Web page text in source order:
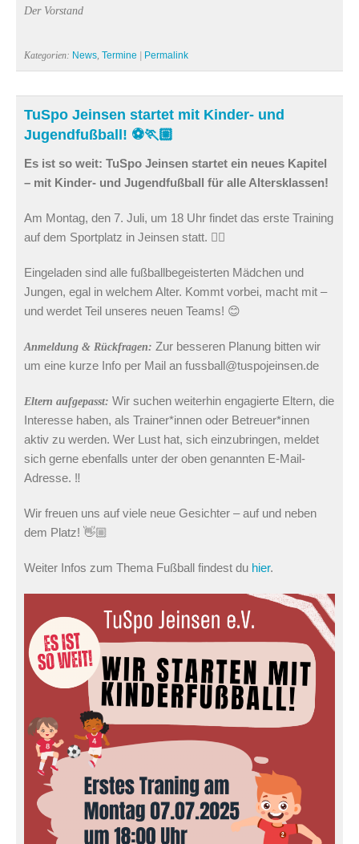
Der Vorstand
Kategorien: News Termine | Permalink
TuSpo Jeinsen startet mit Kinder- und
Jugendfußball! ⚽🏃🏼
Es ist so weit: TuSpo Jeinsen startet ein neues Kapitel
– mit Kinder- und Jugendfußball für alle Altersklassen!
Am Montag, den 7. Juli, um 18 Uhr findet das erste Training
auf dem Sportplatz in Jeinsen statt. 👈🏻
Eingeladen sind alle fußballbegeisterten Mädchen und
Jungen, egal in welchem Alter. Kommt vorbei, macht mit –
und werdet Teil unseres neuen Teams! 😊
Anmeldung & Rückfragen: Zur besseren Planung bitten wir
um eine kurze Info per Mail an fussball@tuspojeinsen.de
Eltern aufgepasst: Wir suchen weiterhin engagierte Eltern, die
Interesse haben, als Trainer*innen oder Betreuer*innen
aktiv zu werden. Wer Lust hat, sich einzubringen, meldet
sich gerne ebenfalls unter der oben genannten E-Mail-
Adresse. ‼️
Wir freuen uns auf viele neue Gesichter – auf und neben
dem Platz! 👋🏼
Weiter Infos zum Thema Fußball findest du hier.